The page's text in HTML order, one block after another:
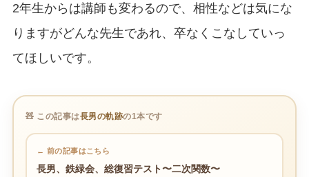
2年生からは講師も変わるので、相性などは気にな
りますがどんな先生であれ、卒なくこなしていっ
てほしいです。
🧸 この記事は長男の軌跡の1本です
← 前の記事はこちら
長男、鉄緑会、総復習テスト〜二次関数〜